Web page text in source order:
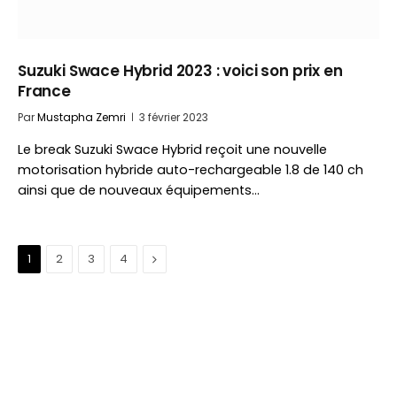
Suzuki Swace Hybrid 2023 : voici son prix en
France
ParMustapha Zemri 3 février 2023
Le break Suzuki Swace Hybrid reçoit une nouvelle
motorisation hybride auto-rechargeable 1.8 de 140 ch
ainsi que de nouveaux équipements…
1 2 3 4 Suivant